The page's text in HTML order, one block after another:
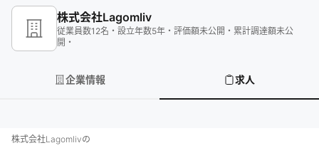
株式会社Lagomliv
従業員数12名 ・ 設立年数5年 ・ 評価額未公開 ・ 累計調達額未公
開 ・
企業情報 求人
株式会社Lagomlivの